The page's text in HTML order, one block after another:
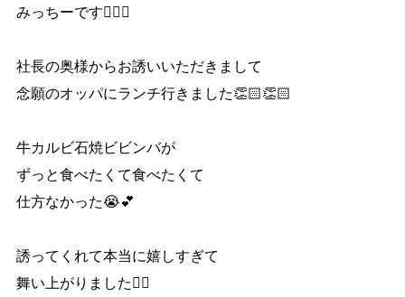
みっちーです🙋‍♀️✨
社長の奥様からお誘いいただきまして
念願のオッパにランチ行きました👏🏻👏🏻
牛カルビ石焼ビビンバが
ずっと食べたくて食べたくて
仕方なかった😭💕
誘ってくれて本当に嬉しすぎて
舞い上がりました❤️‍🔥